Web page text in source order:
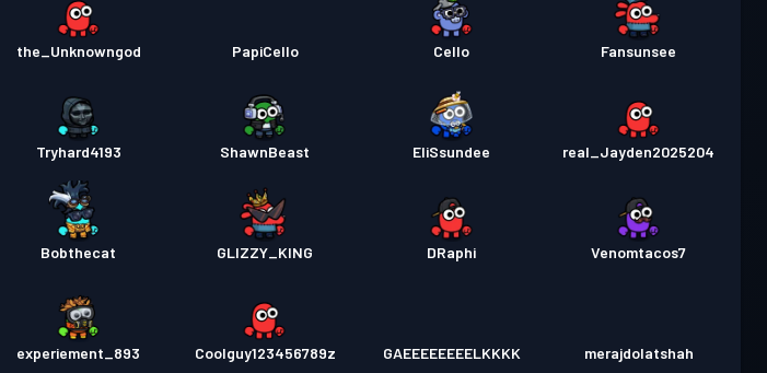
the_Unknowngod PapiCello Cello Fansunsee
Tryhard4193 ShawnBeast EliSsundee real_Jayden2025204
Bobthecat GLIZZY_KING DRaphi Venomtacos7
experiement_893 Coolguy123456789z GAEEEEEEEELKKKK merajdolatshah